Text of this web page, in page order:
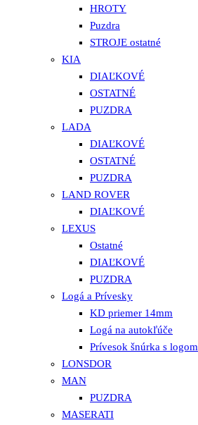
HROTY
Puzdra
STROJE ostatné
KIA
DIAĽKOVÉ
OSTATNÉ
PUZDRA
LADA
DIAĽKOVÉ
OSTATNÉ
PUZDRA
LAND ROVER
DIAĽKOVÉ
LEXUS
Ostatné
DIAĽKOVÉ
PUZDRA
Logá a Prívesky
KD priemer 14mm
Logá na autokľúče
Prívesok šnúrka s logom
LONSDOR
MAN
PUZDRA
MASERATI